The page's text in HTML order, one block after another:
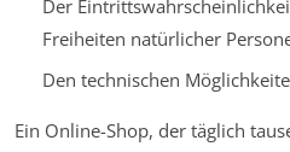
Der
Freiheiten natürlicher
Den technischen
Ein Online-Shop, der täglich